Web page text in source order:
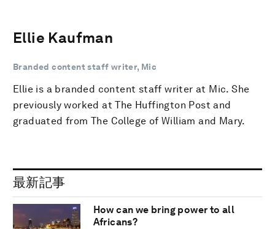
Ellie Kaufman
Branded content staff writer, Mic
Ellie is a branded content staff writer at Mic. She
previously worked at The Huffington Post and
graduated from The College of William and Mary.
最新記事
How can we bring power to all
Africans?